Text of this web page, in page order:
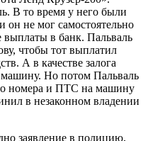
В то время у него были
он не мог самостоятельно
выплаты в банк. Пальваль
чтобы тот выплатил
А в качестве залога
машину. Но потом Пальваль
номера и ПТС на машину
в незаконном владении
заявление в полицию.